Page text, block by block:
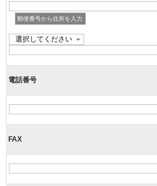
郵便番号から住所を入力
電話番号
FAX